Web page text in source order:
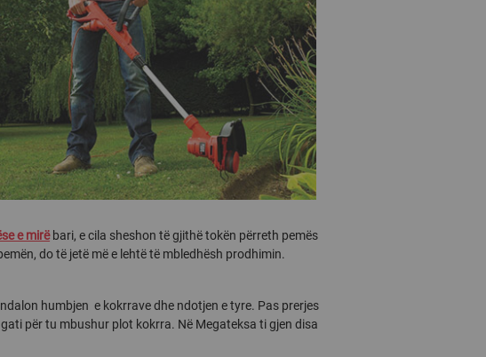
e mirëbari, e cila sheshon të gjithë tokën përreth pemës
do të jetë më e lehtë të mbledhësh prodhimin.
humbjen e kokrrave dhe ndotjen e tyre. Pas prerjes
për tu mbushur plot kokrra. Në Megateksa ti gjen disa